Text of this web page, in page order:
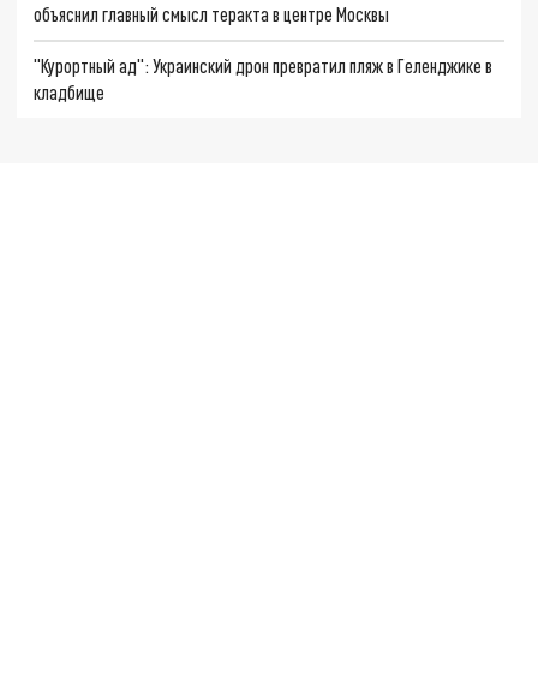
объяснил главный смысл теракта в центре Москвы
"Курортный ад": Украинский дрон превратил пляж в Геленджике в
кладбище